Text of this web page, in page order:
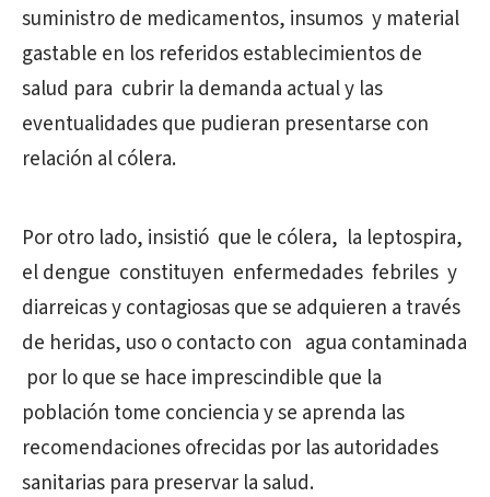
suministro de medicamentos, insumos y material
gastable en los referidos establecimientos de
salud para cubrir la demanda actual y las
eventualidades que pudieran presentarse con
relación al cólera.
Por otro lado, insistió que le cólera, la leptospira,
el dengue constituyen enfermedades febriles y
diarreicas y contagiosas que se adquieren a través
de heridas, uso o contacto con agua contaminada
por lo que se hace imprescindible que la
población tome conciencia y se aprenda las
recomendaciones ofrecidas por las autoridades
sanitarias para preservar la salud.